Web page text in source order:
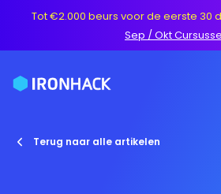
Tot €2.000 beurs voor de eerste 30
Sep / Okt
Terug naar alle artikelen